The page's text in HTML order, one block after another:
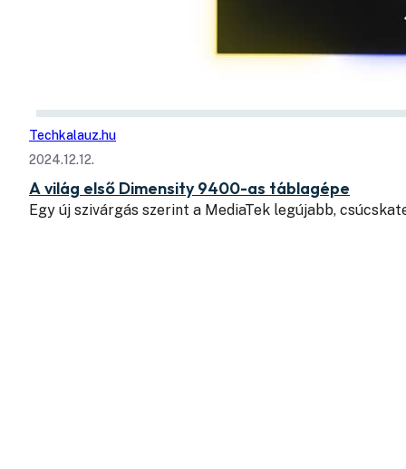
Techkalauz.hu
2024.12.12.
A világ első Dimensity 9400-as táblagépe
Egy új szivárgás szerint a MediaTek legújabb,